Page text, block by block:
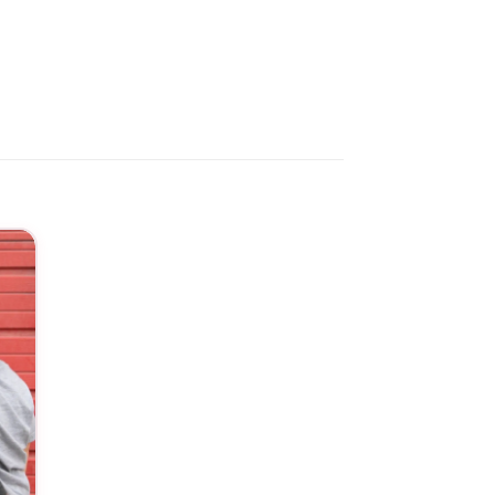
la complicité familiale s’exprime.
de personnalisation